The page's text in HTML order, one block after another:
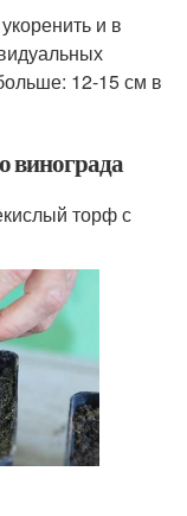
и в
12-15 см в
винограда
торф с